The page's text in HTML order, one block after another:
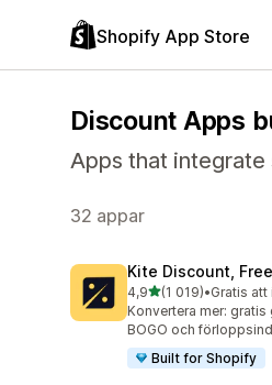
Shopify App Store
Discount Apps
Apps that integrate
32 appar
Kite Discount,
4,9av 5 stjärnor
(1 019)
1019 recensioner totalt
•Gratis att
Konvertera mer: gratis
BOGO och
Built for Shopify